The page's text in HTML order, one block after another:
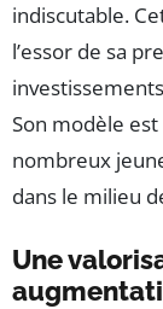
indiscutable.
l’essor de sa
Son modèle
nombreux
dans le milieu
Une